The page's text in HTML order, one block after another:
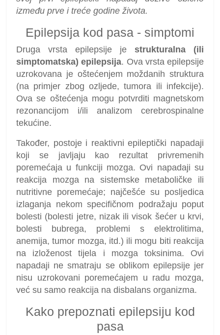
između prve i treće godine života.
Epilepsija kod pasa - simptomi
Druga vrsta epilepsije je strukturalna (ili
simptomatska) epilepsija. Ova vrsta epilepsije
uzrokovana je oštećenjem moždanih struktura
(na primjer zbog ozljede, tumora ili infekcije).
Ova se oštećenja mogu potvrditi magnetskom
rezonancijom i/ili analizom cerebrospinalne
tekućine.
Također, postoje i reaktivni epileptički napadaji
koji se javljaju kao rezultat privremenih
poremećaja u funkciji mozga. Ovi napadaji su
reakcija mozga na sistemske metaboličke ili
nutritivne poremećaje; najčešće su posljedica
izlaganja nekom specifičnom podražaju poput
bolesti (bolesti jetre, nizak ili visok šećer u krvi,
bolesti bubrega, problemi s elektrolitima,
anemija, tumor mozga, itd.) ili mogu biti reakcija
na izloženost tijela i mozga toksinima. Ovi
napadaji ne smatraju se oblikom epilepsije jer
nisu uzrokovani poremećajem u radu mozga,
već su samo reakcija na disbalans organizma.
Kako prepoznati epilepsiju kod
pasa